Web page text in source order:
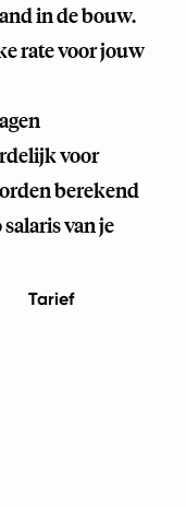
in de bouw.
rate voor jouw
voor
berekend
van je
Tarief